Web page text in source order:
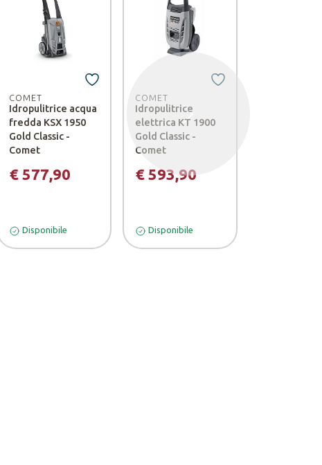
COMET
Idropulitrice acqua
fredda KSX 1950
Gold Classic -
Comet
€ 577,90
Disponibile
COMET
Idropulitrice
elettrica KT 1900
Gold Classic -
Comet
€ 593,90
Disponibile
Successivo